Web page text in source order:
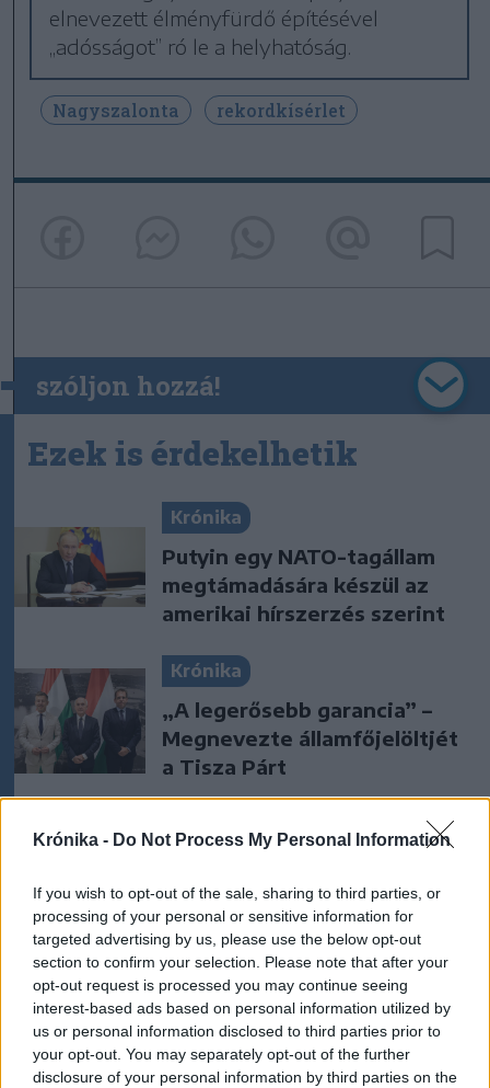
Krónika - Do Not Process My Personal Information
If you wish to opt-out of the sale, sharing to third parties, or
processing of your personal or sensitive information for
targeted advertising by us, please use the below opt-out
section to confirm your selection. Please note that after your
opt-out request is processed you may continue seeing
interest-based ads based on personal information utilized by
us or personal information disclosed to third parties prior to
your opt-out. You may separately opt-out of the further
disclosure of your personal information by third parties on the
elnevezett élményfürdő építésével
„adósságot” ró le a helyhatóság.
Nagyszalonta rekordkísérlet
szóljon hozzá!
Ezek is érdekelhetik
Krónika
Putyin egy NATO-tagállam
megtámadására készül az
amerikai hírszerzés szerint
Krónika
„A legerősebb garancia” –
Megnevezte államfőjelöltjét
a Tisza Párt
víz nélkül Udvarhelyszéken
Székelyhon
Húsdarálógépbe szorult egy
kétéves gyerek keze, a
tűzoltókra is szükség volt a